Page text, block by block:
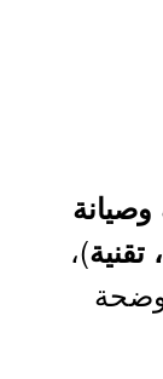
وصيانة
تقنية)،